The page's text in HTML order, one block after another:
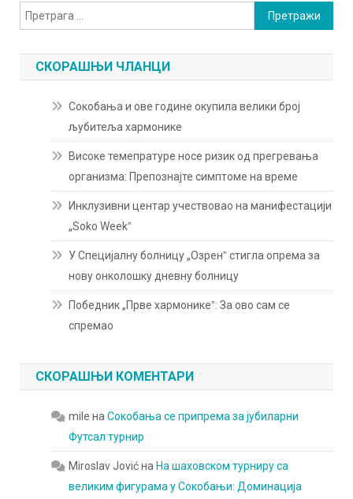
Претрага
за:
СКОРАШЊИ ЧЛАНЦИ
Сокобања и ове године окупила велики број
љубитеља хармонике
Високе темепратуре носе ризик од прегревања
организма: Препознајте симптоме на време
Инклузивни центар учествовао на манифестацији
„Soko Weekˮ
У Специјалну болницу „Озренˮ стигла опрема за
нову онколошку дневну болницу
Победник „Прве хармоникеˮ: За ово сам се
спремао
СКОРАШЊИ КОМЕНТАРИ
mile наСокобања се припрема за јубиларни
Футсал турнир
Miroslav Jovićна На шаховском турниру са
великим фигурама у Сокобањи: Доминација